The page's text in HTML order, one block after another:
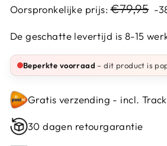
Oorspronkelijke prijs: €79,95 -
De geschatte levertijd is 8-15
Beperkte voorraad – dit product is
Gratis verzending - incl.
30 dagen retourgarantie